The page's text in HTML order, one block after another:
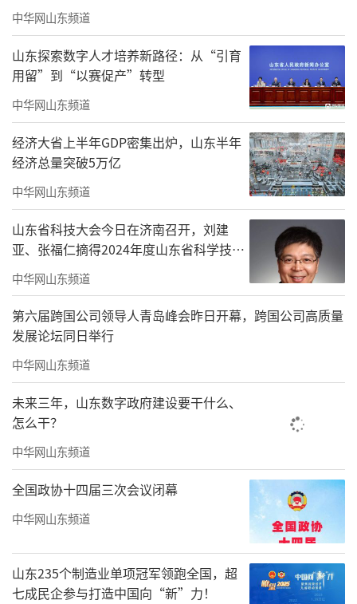
党组书记。
此前，国家广播电视总局局长为聂辰席，
他生于1957年7月。
此番调整过后，广电总局领导配置为“一
正四副”，分别是：局长徐麟；副局长乐玉
成、杨小伟、朱咏雷、孟冬（女）。
中华网山东频道
山东探索数字人才培养新路径：从“引育
用留”到“以赛促产”转型
中华网山东频道
经济大省上半年GDP密集出炉，山东半年
经济总量突破5万亿
中华网山东频道
山东省科技大会今日在济南召开，刘建
亚、张福仁摘得2024年度山东省科学技术
奖最高奖！
中华网山东频道
第六届跨国公司领导人青岛峰会昨日开幕，跨国公司高质量
发展论坛同日举行
中华网山东频道
未来三年，山东数字政府建设要干什么、
怎么干？
中华网山东频道
全国政协十四届三次会议闭幕
中华网山东频道
山东235个制造业单项冠军领跑全国，超
七成民企参与打造中国向“新”力！